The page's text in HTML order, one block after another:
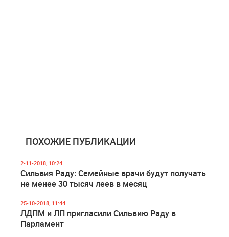
ПОХОЖИЕ ПУБЛИКАЦИИ
2-11-2018, 10:24
Сильвия Раду: Семейные врачи будут получать
не менее 30 тысяч леев в месяц
25-10-2018, 11:44
ЛДПМ и ЛП пригласили Сильвию Раду в
Парламент